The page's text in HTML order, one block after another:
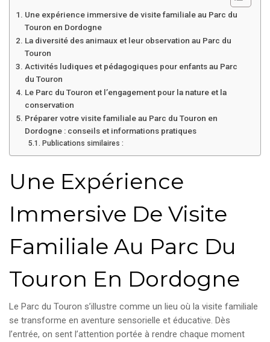
Une expérience immersive de visite familiale au Parc du
Touron en Dordogne
La diversité des animaux et leur observation au Parc du
Touron
Activités ludiques et pédagogiques pour enfants au Parc
du Touron
Le Parc du Touron et l’engagement pour la nature et la
conservation
Préparer votre visite familiale au Parc du Touron en
Dordogne : conseils et informations pratiques
Publications similaires :
Une Expérience
Immersive De Visite
Familiale Au Parc Du
Touron En Dordogne
Le Parc du Touron s’illustre comme un lieu où la visite familiale
se transforme en aventure sensorielle et éducative. Dès
l’entrée, on sent l’attention portée à rendre chaque moment